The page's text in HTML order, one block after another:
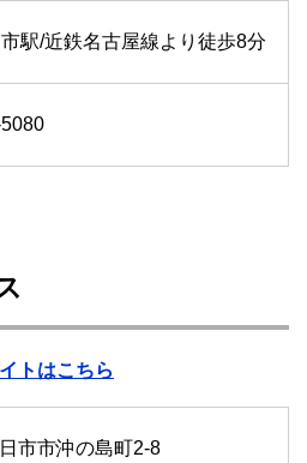
駅/近鉄名古屋線より徒歩8分
トはこちら
市市沖の島町2-8